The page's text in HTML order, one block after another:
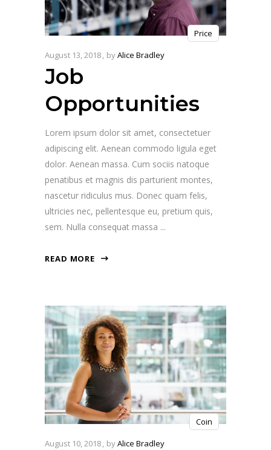
Price
August 13, 2018 byAlice Bradley
Job
Opportunities
Lorem ipsum dolor sit amet, consectetuer
adipiscing elit. Aenean commodo ligula eget
dolor. Aenean massa. Cum sociis natoque
penatibus et magnis dis parturient montes,
nascetur ridiculus mus. Donec quam felis,
ultricies nec, pellentesque eu, pretium quis,
sem. Nulla consequat massa
READ MORE
Coin
August 10, 2018 byAlice Bradley